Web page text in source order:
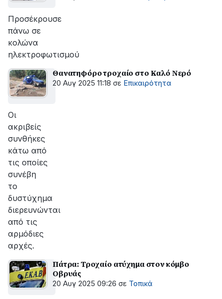
Προσέκρουσε
πάνω σε
κολώνα
ηλεκτροφωτισμού
Θανατηφόρο τροχαίο στο Καλό Νερό
20 Αυγ 2025 11:18 σε Επικαιρότητα
Οι
ακριβείς
συνθήκες
κάτω από
τις οποίες
συνέβη
το
δυστύχημα
διερευνώνται
από τις
αρμόδιες
αρχές.
Πάτρα: Τροχαίο ατύχημα στον κόμβο
Οβρυάς
20 Αυγ 2025 09:26 σε Τοπικά